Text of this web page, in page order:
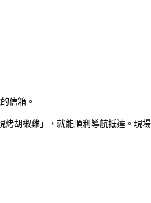
信箱。
胡椒雞」，就能順利導航抵達。現